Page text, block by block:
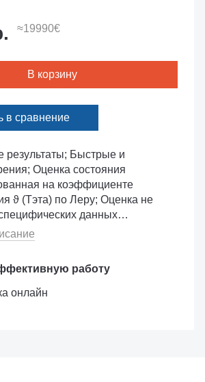
Быстрые и
на коэффициенте
по Леру; Оценка не
данных
автомобилей. ...
работу
онлайн
≈19990€
В корзину
в сравнение